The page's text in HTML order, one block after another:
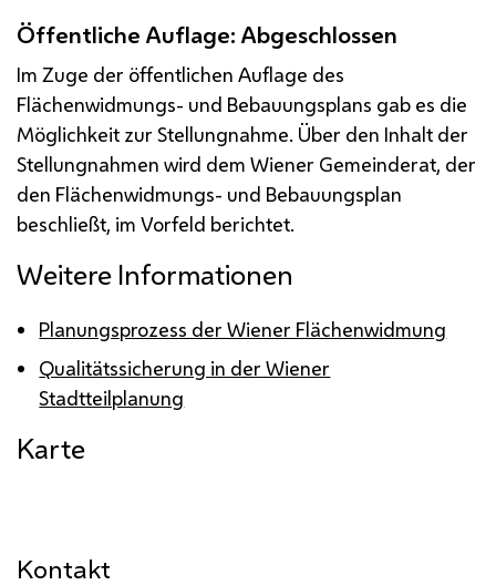
Öffentliche Auflage: Abgeschlossen
Im Zuge der öffentlichen Auflage des
Flächenwidmungs- und Bebauungsplans gab es die
Möglichkeit zur Stellungnahme. Über den Inhalt der
Stellungnahmen wird dem Wiener Gemeinderat, der
den Flächenwidmungs- und Bebauungsplan
beschließt, im Vorfeld berichtet.
Weitere Informationen
Planungsprozess der Wiener Flächenwidmung
Qualitätssicherung in der Wiener
Stadtteilplanung
Karte
Kontakt